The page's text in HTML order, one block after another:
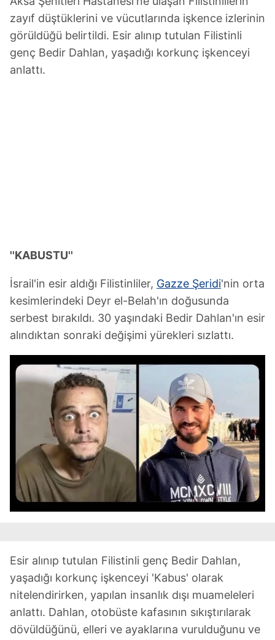
zayıf düştüklerini ve vücutlarında işkence izlerinin
görüldüğü belirtildi. Esir alınıp tutulan Filistinli
genç Bedir Dahlan, yaşadığı korkunç işkenceyi
anlattı.
''KABUSTU''
İsrail'in esir aldığı Filistinliler, Gazze Şeridi'nin orta
kesimlerindeki Deyr el-Belah'ın doğusunda
serbest bırakıldı. 30 yaşındaki Bedir Dahlan'ın esir
alındıktan sonraki değişimi yürekleri sızlattı.
Esir alınıp tutulan Filistinli genç Bedir Dahlan,
yaşadığı korkunç işkenceyi 'Kabus' olarak
nitelendirirken, yapılan insanlık dışı muameleleri
anlattı. Dahlan, otobüste kafasının sıkıştırılarak
dövüldüğünü, elleri ve ayaklarına vurulduğunu ve